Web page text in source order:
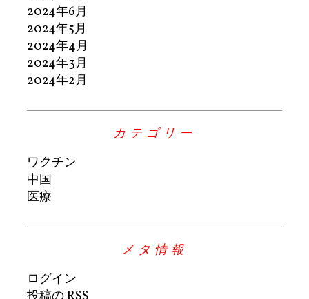
2024年6月
2024年5月
2024年4月
2024年3月
2024年2月
カテゴリー
ワクチン
中国
医療
メタ情報
ログイン